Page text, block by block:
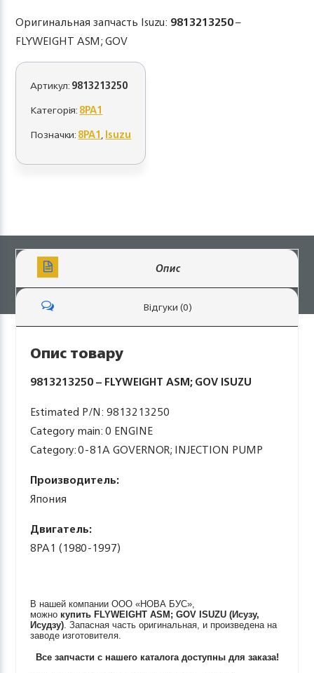
Оригинальная запчасть Isuzu: 9813213250–
FLYWEIGHT ASM; GOV
Артикул:9813213250
Категорія:8PA1
Позначки:8PA1,Isuzu
Опис
Відгуки (0)
Опис товару
9813213250 – FLYWEIGHT ASM; GOV ISUZU
Estimated P/N: 9813213250
Category main: 0 ENGINE
Category: 0-81A GOVERNOR; INJECTION PUMP
Производитель:
Япония
Двигатель:
8PA1 (1980-1997)
В нашей компании ООО «НОВА БУС»,
можно купить FLYWEIGHT ASM; GOV ISUZU (Исузу,
Исудзу). Запасная часть оригинальная, и произведена на
заводе изготовителя.
Все запчасти с нашего каталога доступны для заказа!